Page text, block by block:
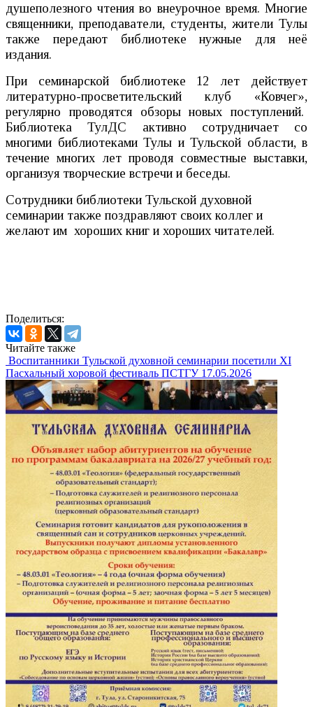
душеполезного чтения во внеурочное время. Многие
священники, преподаватели, студенты, жители Тулы
также передают библиотеке нужные для неё
издания.
При семинарской библиотеке 12 лет действует
литературно-просветительский клуб «Ковчег»,
регулярно проводятся обзоры новых поступлений.
Библиотека ТулДС активно сотрудничает со
многими библиотеками Тулы и Тульской области, в
течение многих лет проводя совместные выставки,
организуя творческие встречи и беседы.
Сотрудники библиотеки Тульской духовной
семинарии также поздравляют своих коллег и
желают им хороших книг и хороших читателей.
Поделиться:
Читайте также
Воспитанники Тульской духовной семинарии посетили XI
Пасхальный хоровой фестиваль ПСТГУ 17.05.2026